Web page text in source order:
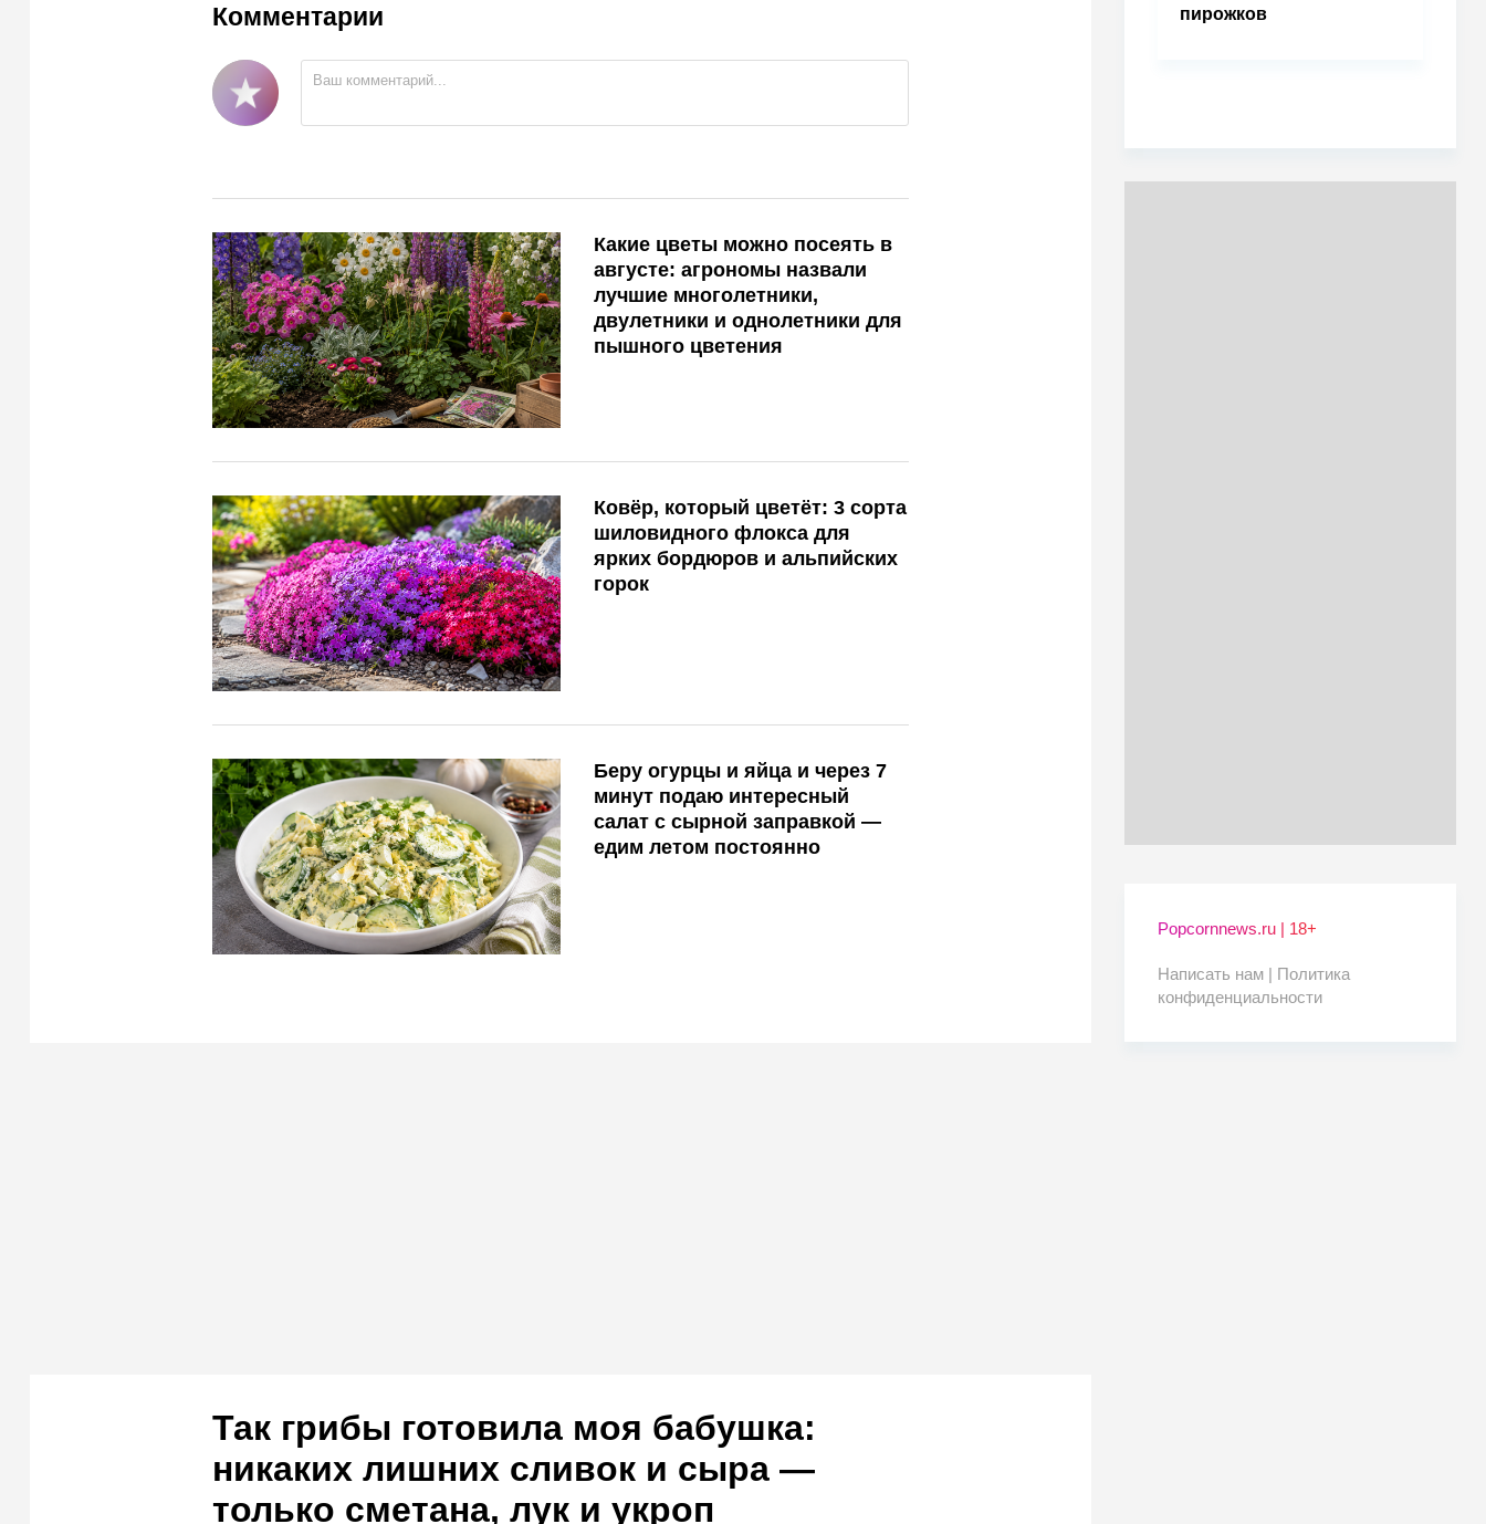
Комментарии
Какие цветы можно посеять в
августе: агрономы назвали
лучшие многолетники,
двулетники и однолетники для
пышного цветения
Ковёр, который цветёт: 3 сорта
шиловидного флокса для
ярких бордюров и альпийских
горок
Беру огурцы и яйца и через 7
минут подаю интересный
салат с сырной заправкой —
едим летом постоянно
Так грибы готовила моя бабушка:
никаких лишних сливок и сыра —
только сметана, лук и укроп
пирожков
Popcornnews.ru | 18+
Написать нам | Политика
конфиденциальности